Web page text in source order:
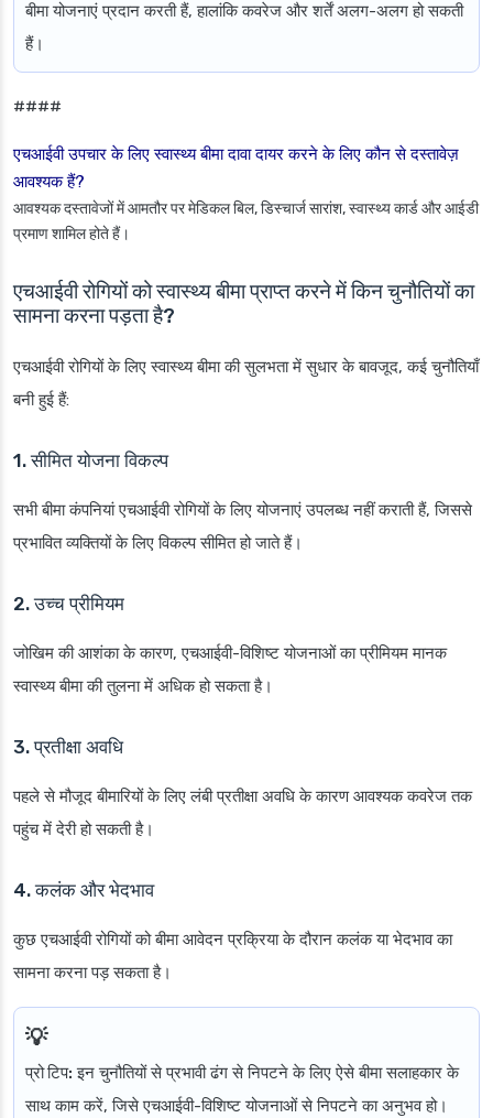
बीमा योजनाएं प्रदान करती हैं, हालांकि कवरेज और शर्तें अलग-अलग हो सकती
हैं।
####
एचआईवी उपचार के लिए स्वास्थ्य बीमा दावा दायर करने के लिए कौन से दस्तावेज़
आवश्यक हैं?
आवश्यक दस्तावेजों में आमतौर पर मेडिकल बिल, डिस्चार्ज सारांश, स्वास्थ्य कार्ड और आईडी
प्रमाण शामिल होते हैं।
एचआईवी रोगियों को स्वास्थ्य बीमा प्राप्त करने में किन चुनौतियों का
सामना करना पड़ता है?
एचआईवी रोगियों के लिए स्वास्थ्य बीमा की सुलभता में सुधार के बावजूद, कई चुनौतियाँ
बनी हुई हैं:
1. सीमित योजना विकल्प
सभी बीमा कंपनियां एचआईवी रोगियों के लिए योजनाएं उपलब्ध नहीं कराती हैं, जिससे
प्रभावित व्यक्तियों के लिए विकल्प सीमित हो जाते हैं।
2. उच्च प्रीमियम
जोखिम की आशंका के कारण, एचआईवी-विशिष्ट योजनाओं का प्रीमियम मानक
स्वास्थ्य बीमा की तुलना में अधिक हो सकता है।
3. प्रतीक्षा अवधि
पहले से मौजूद बीमारियों के लिए लंबी प्रतीक्षा अवधि के कारण आवश्यक कवरेज तक
पहुंच में देरी हो सकती है।
4. कलंक और भेदभाव
कुछ एचआईवी रोगियों को बीमा आवेदन प्रक्रिया के दौरान कलंक या भेदभाव का
सामना करना पड़ सकता है।
प्रो टिप: इन चुनौतियों से प्रभावी ढंग से निपटने के लिए ऐसे बीमा सलाहकार के
साथ काम करें, जिसे एचआईवी-विशिष्ट योजनाओं से निपटने का अनुभव हो।